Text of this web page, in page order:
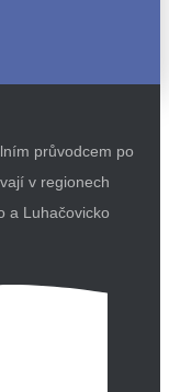
průvodcem po
v regionech
a Luhačovicko